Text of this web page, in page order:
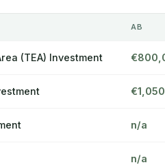
AB
(TEA) Investment
n/a
n/a